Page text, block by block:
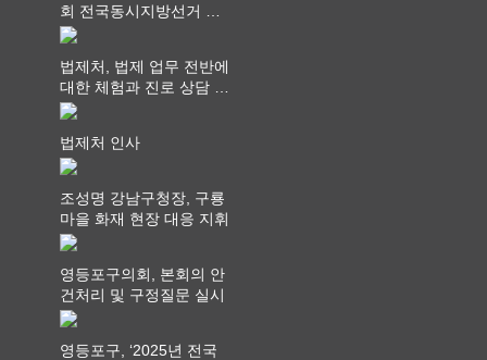
회 전국동시지방선거 ‧
"공직사회는 어느 때보다
를 지켜야 할 것"
법제처, 법제 업무 전반에
대한 체험과 진로 상담 기
회 제공
법제처 인사
조성명 강남구청장, 구룡
마을 화재 현장 대응 지휘
영등포구의회, 본회의 안
건처리 및 구정질문 실시
영등포구, ‘2025년 전국